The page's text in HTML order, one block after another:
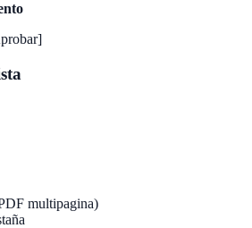
multipagina)